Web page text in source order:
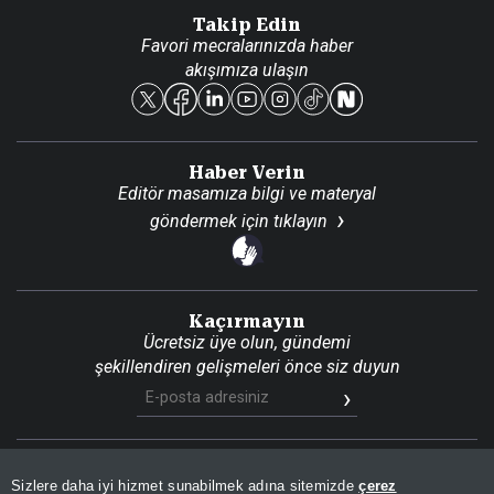
Sizlere daha iyi hizmet sunabilmek adına sitemizdeçerez
Reklam Ver
Takip Edin
Favori mecralarınızda haber
akışımıza ulaşın
Haber Verin
Editör masamıza bilgi ve materyal
göndermek için tıklayın
Kaçırmayın
Ücretsiz üye olun, gündemi
şekillendiren gelişmeleri önce siz duyun
Son DakikaSite HaritasıRSSKVKK Aydınlatma Metni